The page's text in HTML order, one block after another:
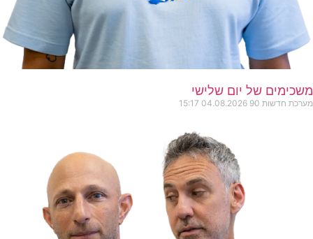
משכימים של יום שלישי
מערכת חדשות 90 04.08.2026
15:17